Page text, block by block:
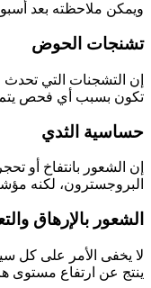
ويمكن ملاحظته بعد
تشنجات الحوض
إن التشجنات التي
تكون بسبب أي فحص يتم
حساسية الثدي
إن الشعور بانتفاخ أو
البروجسترون، لكنه
الشعور بالإرهاق
لا يخفى الأمر على كل
ينتج عن ارتفاع مستوى